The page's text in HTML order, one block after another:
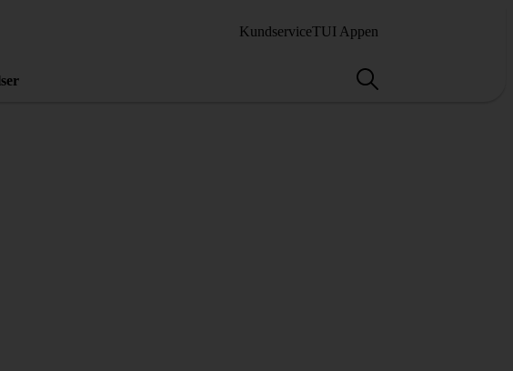
KundserviceTUI Appen